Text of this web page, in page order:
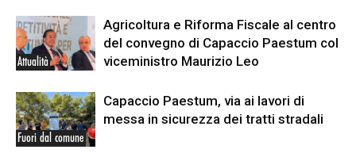
Attualità
Agricoltura e Riforma Fiscale al centro
del convegno di Capaccio Paestum col
viceministro Maurizio Leo
Fuori dal comune
Capaccio Paestum, via ai lavori di
messa in sicurezza dei tratti stradali